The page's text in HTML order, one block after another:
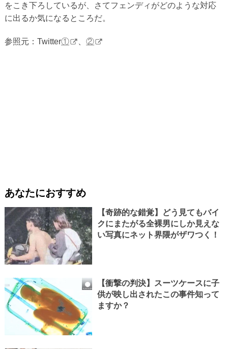
をこき下ろしているが、さてフェンディがどのような対応
に出るか気になるところだ。
参照元：Twitter① 、②
あなたにおすすめ
【奇跡的な錯覚】どう見てもバイ
クにまたがる全裸男にしか見えな
い写真にネット界隈がザワつく！
【衝撃の判決】スーツケースに子
供が映し出されたこの事件知って
ますか？